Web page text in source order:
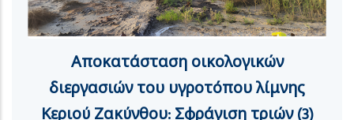
Αποκατάσταση οικολογικών
διεργασιών του υγροτόπου λίμνης